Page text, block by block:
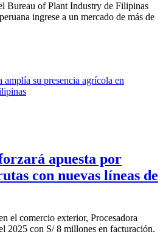
Bureau of Plant Industry de Filipinas
ingrese a un mercado de más de
apuesta por
con nuevas líneas de
el comercio exterior, Procesadora
2025 con S/ 8 millones en facturación.